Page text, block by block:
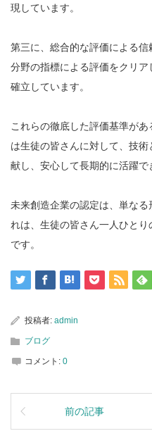
現しています。
第三に、総合的な評価による
分野の指標による評価をクリ
確立しています。
これらの徹底した評価基準が
は生徒の皆さんに対して、技
献し、安心して長期的に活躍で
未来創造企業の認定は、単な
れは、生徒の皆さん一人ひと
です。
投稿者: admin
ブログ
コメント: 0
前の記事